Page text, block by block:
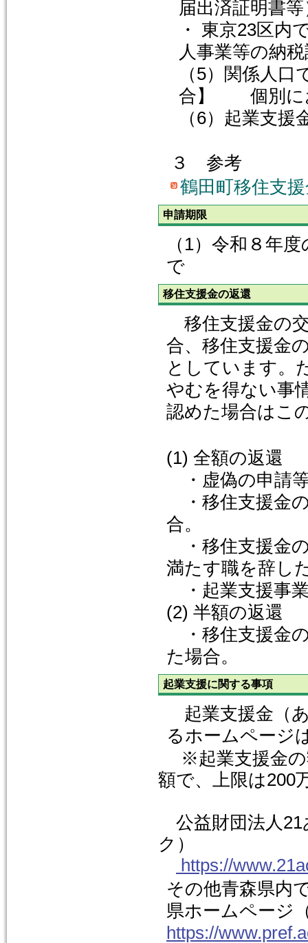
届出済証明書等
・ 東京23区内
人事業等の納
（5）関係人
合】 個別に
（6）起業支
３ 参考
鶴田町移住支
申請期限
（1）令和８年
で
移住支援金の返還
移住支援金の
合、移住支援金
としています。
やむを得ない事
認めた場合はこ
(1) 全額の返還
・虚偽の申請
・移住支援金
合。
・移住支援金
満たす職を辞し
・起業支援事
(2) 半額の返還
・移住支援金
た場合。
起業支援に関する事項
起業支援金（
るホームページ
※起業支援金の
額で、上限は200
公益財団法人21
ク）
https://
その他青森県内
県ホームページ
https://